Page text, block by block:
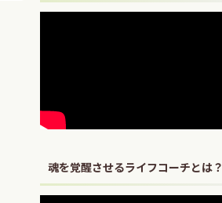
魂を覚醒させるライフコーチとは？